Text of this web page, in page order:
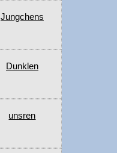
Jungchens
Dunklen
unsren